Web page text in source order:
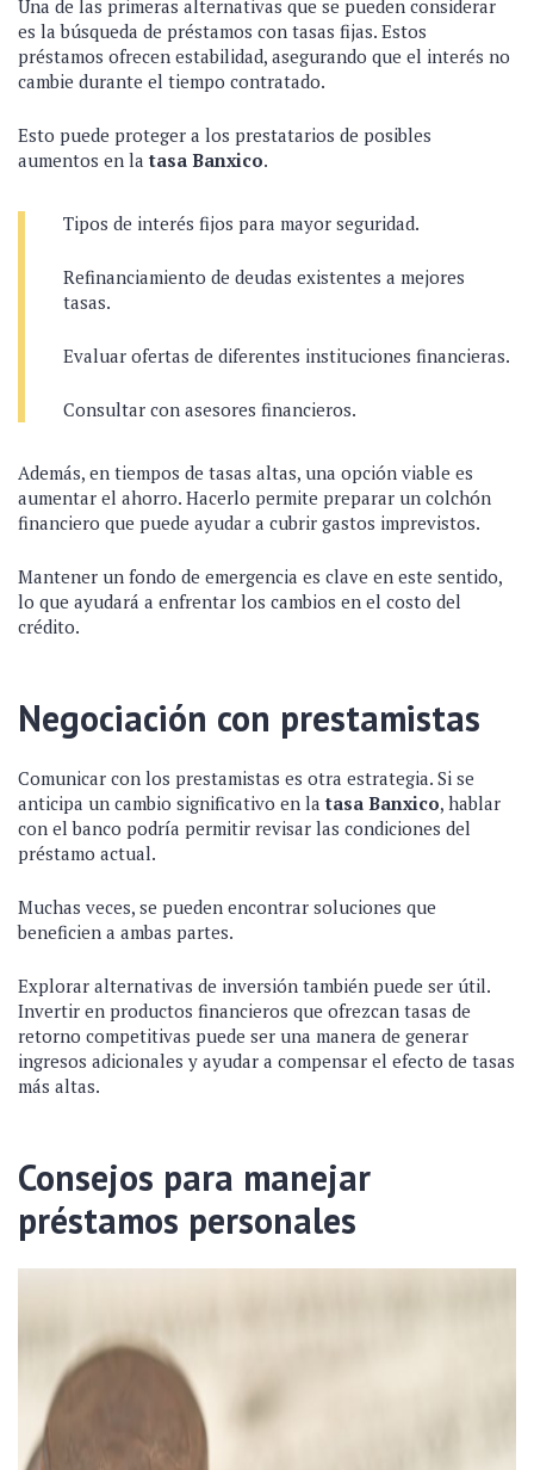
Una de las primeras alternativas que se pueden considerar
es la búsqueda de préstamos con tasas fijas. Estos
préstamos ofrecen estabilidad, asegurando que el interés no
cambie durante el tiempo contratado.
Esto puede proteger a los prestatarios de posibles
aumentos en latasa Banxico.
Tipos de interés fijos para mayor seguridad.
Refinanciamiento de deudas existentes a mejores
tasas.
Evaluar ofertas de diferentes instituciones financieras.
Consultar con asesores financieros.
Además, en tiempos de tasas altas, una opción viable es
aumentar el ahorro. Hacerlo permite preparar un colchón
financiero que puede ayudar a cubrir gastos imprevistos.
Mantener un fondo de emergencia es clave en este sentido,
lo que ayudará a enfrentar los cambios en el costo del
crédito.
Negociación con prestamistas
Comunicar con los prestamistas es otra estrategia. Si se
anticipa un cambio significativo en latasa Banxico, hablar
con el banco podría permitir revisar las condiciones del
préstamo actual.
Muchas veces, se pueden encontrar soluciones que
beneficien a ambas partes.
Explorar alternativas de inversión también puede ser útil.
Invertir en productos financieros que ofrezcan tasas de
retorno competitivas puede ser una manera de generar
ingresos adicionales y ayudar a compensar el efecto de tasas
más altas.
Consejos para manejar
préstamos personales